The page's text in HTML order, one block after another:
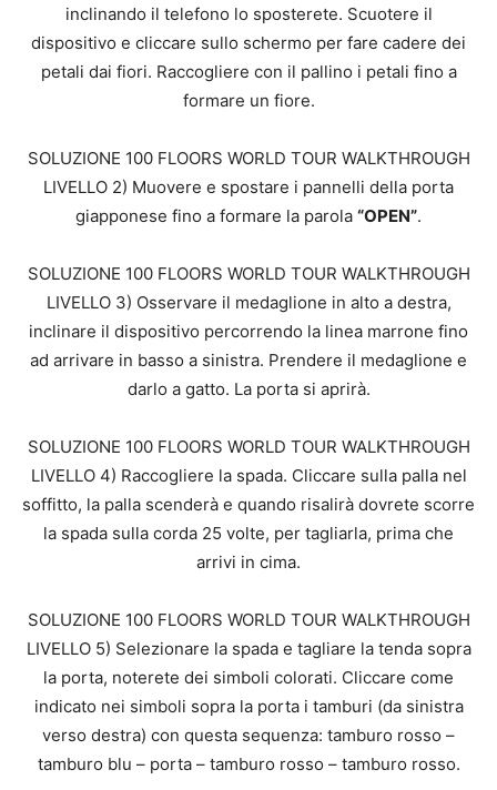
inclinando il telefono lo sposterete. Scuotere il
dispositivo e cliccare sullo schermo per fare cadere dei
petali dai fiori. Raccogliere con il pallino i petali fino a
formare un fiore.
SOLUZIONE 100 FLOORS WORLD TOUR WALKTHROUGH
LIVELLO 2) Muovere e spostare i pannelli della porta
giapponese fino a formare la parola “OPEN”.
SOLUZIONE 100 FLOORS WORLD TOUR WALKTHROUGH
LIVELLO 3) Osservare il medaglione in alto a destra,
inclinare il dispositivo percorrendo la linea marrone fino
ad arrivare in basso a sinistra. Prendere il medaglione e
darlo a gatto. La porta si aprirà.
SOLUZIONE 100 FLOORS WORLD TOUR WALKTHROUGH
LIVELLO 4) Raccogliere la spada. Cliccare sulla palla nel
soffitto, la palla scenderà e quando risalirà dovrete scorre
la spada sulla corda 25 volte, per tagliarla, prima che
arrivi in cima.
SOLUZIONE 100 FLOORS WORLD TOUR WALKTHROUGH
LIVELLO 5) Selezionare la spada e tagliare la tenda sopra
la porta, noterete dei simboli colorati. Cliccare come
indicato nei simboli sopra la porta i tamburi (da sinistra
verso destra) con questa sequenza: tamburo rosso –
tamburo blu – porta – tamburo rosso – tamburo rosso.